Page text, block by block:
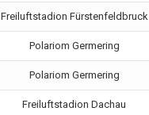
Freiluftstadion Fürstenfeldbruck
Polariom Germering
Polariom Germering
Freiluftstadion Dachau